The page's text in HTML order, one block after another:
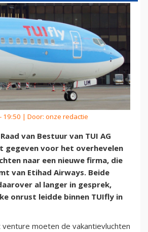
19:50 | Door: onze redactie
Raad van Bestuur van TUI AG
gegeven voor het overhevelen
naar een nieuwe firma, die
van Etihad Airways. Beide
al langer in gesprek,
onrust leidde binnen TUIfly in
moeten de vakantievluchten